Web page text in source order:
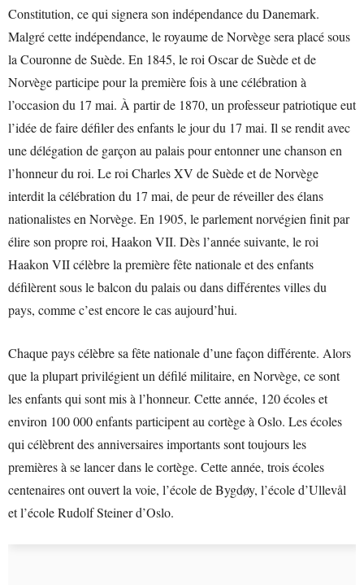
Constitution, ce qui signera son indépendance du Danemark.
Malgré cette indépendance, le royaume de Norvège sera placé sous
la Couronne de Suède. En 1845, le roi Oscar de Suède et de
Norvège participe pour la première fois à une célébration à
l’occasion du 17 mai. À partir de 1870, un professeur patriotique eut
l’idée de faire défiler des enfants le jour du 17 mai. Il se rendit avec
une délégation de garçon au palais pour entonner une chanson en
l’honneur du roi. Le roi Charles XV de Suède et de Norvège
interdit la célébration du 17 mai, de peur de réveiller des élans
nationalistes en Norvège. En 1905, le parlement norvégien finit par
élire son propre roi, Haakon VII. Dès l’année suivante, le roi
Haakon VII célèbre la première fête nationale et des enfants
défilèrent sous le balcon du palais ou dans différentes villes du
pays, comme c’est encore le cas aujourd’hui.
Chaque pays célèbre sa fête nationale d’une façon différente. Alors
que la plupart privilégient un défilé militaire, en Norvège, ce sont
les enfants qui sont mis à l’honneur. Cette année, 120 écoles et
environ 100 000 enfants participent au cortège à Oslo. Les écoles
qui célèbrent des anniversaires importants sont toujours les
premières à se lancer dans le cortège. Cette année, trois écoles
centenaires ont ouvert la voie, l’école de Bygdøy, l’école d’Ullevål
et l’école Rudolf Steiner d’Oslo.